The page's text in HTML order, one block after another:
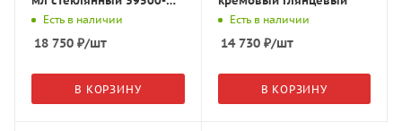
142Есть в наличии
18 750 ₽/шт
В КОРЗИНУ
Есть в наличии
14 730₽/шт
В КОРЗИНУ